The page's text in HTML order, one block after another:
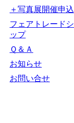
＋写真展開催申込
フェアトレード
ップ
Ｑ＆Ａ
お知らせ
お問い合せ